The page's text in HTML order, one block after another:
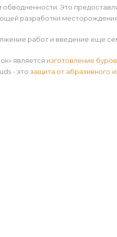
Это
разработки
работ и введение еще
является изготовление
- это защита от абразивного